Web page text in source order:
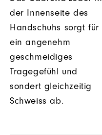
der Innenseite des
Handschuhs sorgt für
ein angenehm
geschmeidiges
Tragegefühl und
sondert gleichzeitig
Schweiss ab.